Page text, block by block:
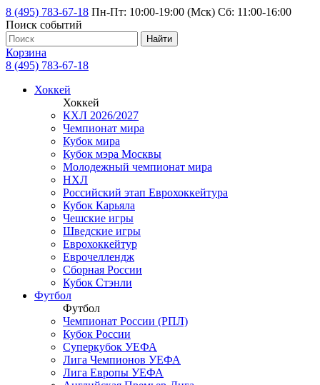
8 (495) 783-67-18 Пн-Пт: 10:00-19:00 (Мск) Сб: 11:00-16:00
Поиск событий
Найти
Корзина
8 (495) 783-67-18
Хоккей
Хоккей
КХЛ 2026/2027
Чемпионат мира
Кубок мира
Кубок мэра Москвы
Молодежный чемпионат мира
НХЛ
Российский этап Еврохоккейтура
Кубок Карьяла
Чешские игры
Шведские игры
Еврохоккейтур
Еврочеллендж
Сборная России
Кубок Стэнли
Футбол
Футбол
Чемпионат России (РПЛ)
Кубок России
Суперкубок УЕФА
Лига Чемпионов УЕФА
Лига Европы УЕФА